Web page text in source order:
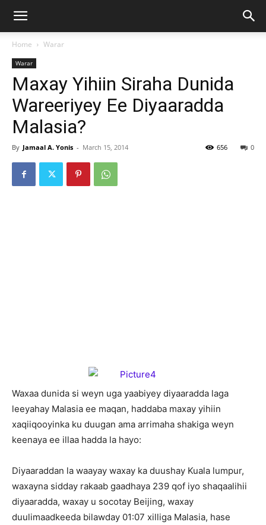
Home Warar
Warar
Maxay Yihiin Siraha Dunida
Wareeriyey Ee Diyaaradda
Malasia?
By Jamaal A. Yonis - March 15, 2014 0
656
Waxaa dunida si weyn uga yaabiyey diyaaradda laga
leeyahay Malasia ee maqan, haddaba maxay yihiin
xaqiiqooyinka ku duugan ama arrimaha shakiga weyn
keenaya ee illaa hadda la hayo:
Diyaaraddan la waayay waxay ka duushay Kuala lumpur,
waxayna sidday rakaab gaadhaya 239 qof iyo shaqaalihii
diyaaradda, waxay u socotay Beijing, waxay
duulimaadkeeda bilawday 01:07 xilliga Malasia, hase